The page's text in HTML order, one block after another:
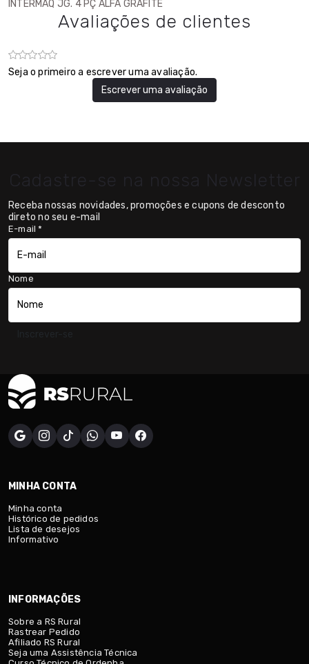
INTERMAQ JG. 4 PÇ ALFA GRAFITE
Avaliações de clientes
Seja o primeiro a escrever uma avaliação.
Escrever uma avaliação
Cadastre-se na nossa Newsletter
Receba nossas novidades, promoções e cupons de desconto
direto no seu e-mail
E-mail*
Nome
MINHA CONTA
Minha conta
Histórico de pedidos
Lista de desejos
Informativo
INFORMAÇÕES
Sobre a RS Rural
Rastrear Pedido
Afiliado RS Rural
Seja uma Assistência Técnica